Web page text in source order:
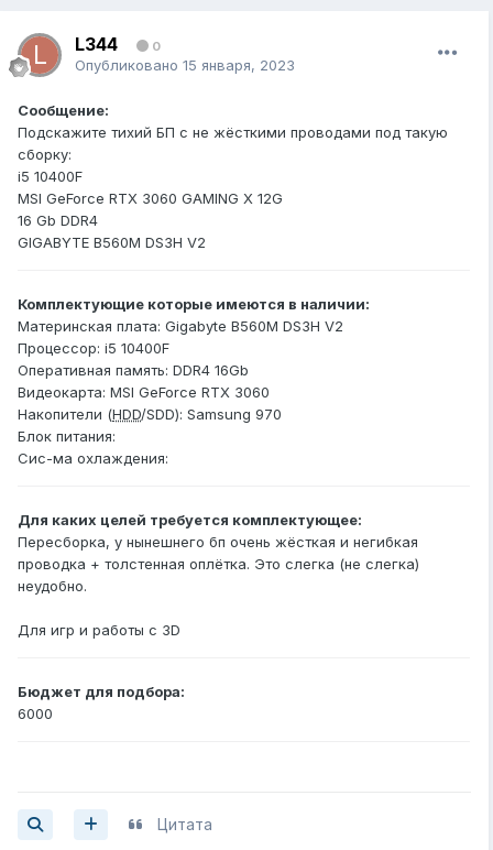
L344 0
Опубликовано 15 января, 2023
Сообщение:
Подскажите тихий БП с не жёсткими проводами под такую
сборку:
i5 10400F
MSI GeForce RTX 3060 GAMING X 12G
16 Gb DDR4
GIGABYTE B560M DS3H V2
Комплектующие которые имеются в наличии:
Материнская плата: Gigabyte B560M DS3H V2
Процессор: i5 10400F
Оперативная память: DDR4 16Gb
Видеокарта: MSI GeForce RTX 3060
Накопители (HDD/SDD): Samsung 970
Блок питания:
Сис-ма охлаждения:
Для каких целей требуется комплектующее:
Пересборка, у нынешнего бп очень жёсткая и негибкая
проводка + толстенная оплётка. Это слегка (не слегка)
неудобно.
Для игр и работы с 3D
Бюджет для подбора:
6000
Цитата